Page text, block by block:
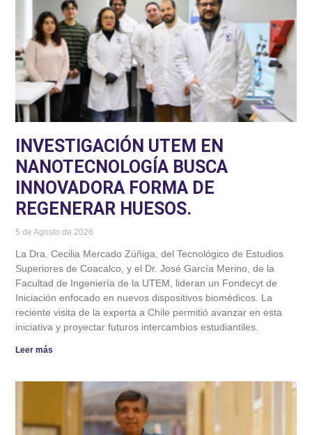
INVESTIGACIÓN UTEM EN
NANOTECNOLOGÍA BUSCA
INNOVADORA FORMA DE
REGENERAR HUESOS.
5 de Agosto de 2026
La Dra. Cecilia Mercado Zúñiga, del Tecnológico de Estudios
Superiores de Coacalco, y el Dr. José García Merino, de la
Facultad de Ingeniería de la UTEM, lideran un Fondecyt de
Iniciación enfocado en nuevos dispositivos biomédicos. La
reciente visita de la experta a Chile permitió avanzar en esta
iniciativa y proyectar futuros intercambios estudiantiles.
Leer más